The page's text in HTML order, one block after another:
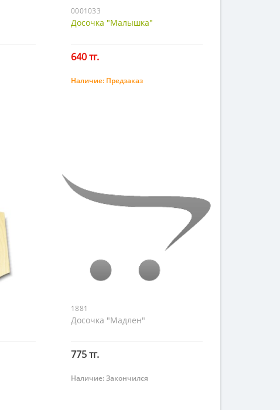
0001033
Досочка "Малышка"
640 тг.
Предзаказ
Наличие: Предзаказ
1881
Досочка "Мадлен"
775 тг.
Закончился
Наличие:Закончился